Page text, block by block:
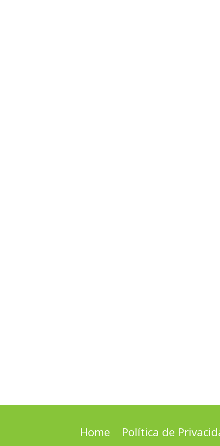
Home Política de